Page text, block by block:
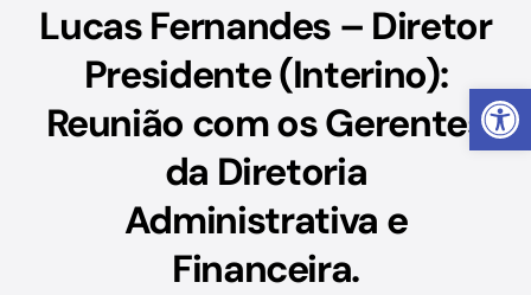
Abrir
Institucional
Sustentabilidade
Lucas Fernandes – Diretor
Presidente (Interino):
Reunião com os Gerentes
da Diretoria
Administrativa e
Financeira.